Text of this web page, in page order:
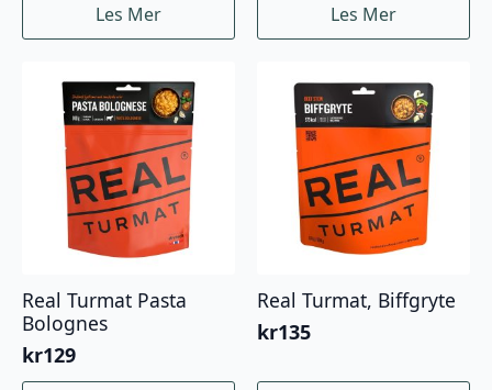
Les Mer Les Mer
Real Turmat Pasta
Bolognes
kr129
Real Turmat, Biffgryte
kr135